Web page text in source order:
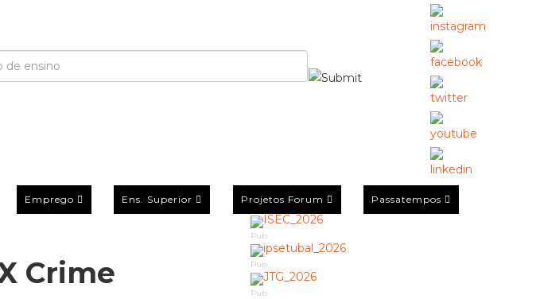
Emprego Ens. Superior Projetos Forum Passatempos
Crime
Pub
Pub
Pub